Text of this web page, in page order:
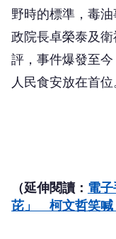
野時的標準，毒
政院長卓榮泰及
評，事件爆發至
人民食安放在首
（延伸閱讀： 電
芘」 柯文哲笑喊